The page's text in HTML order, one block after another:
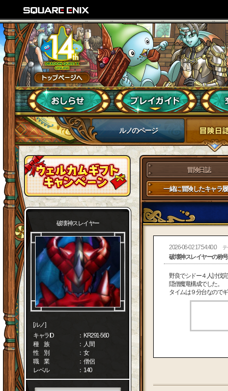
ルノのページ
破壊神スレイヤー
[ルノ]
キャラID
： KR291-560
種 族
： 人間
性 別
： 女
職 業
： 僧侶
レベル
： 140
冒険日誌
一緒に冒険したキャラ
2026-06-02 17:54:40.0 テ
破壊神スレイヤーの称
野良でシドー４人討伐
隠僧魔竜構成でした。
タイムは９分台なので